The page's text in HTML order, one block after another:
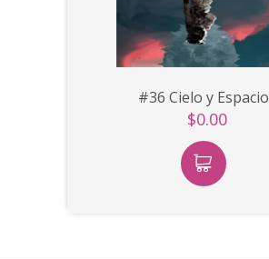
#36 Cielo y Espacio
$0.00